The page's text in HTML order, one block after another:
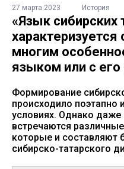
27 марта 2023 История
«Язык сибирских
многим
языком или с
Формирование
происходило поэтапно
условиях. Однако даже
встречаются
которые и составляют
сибирско-татарского